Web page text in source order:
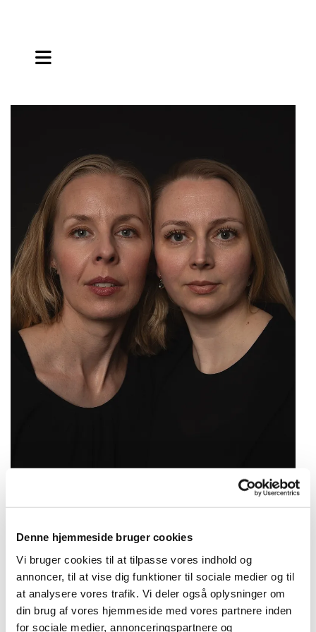
Denne hjemmeside bruger cookies
Vi bruger cookies til at tilpasse vores indhold og
annoncer, til at vise dig funktioner til sociale medier og til
at analysere vores trafik. Vi deler også oplysninger om
din brug af vores hjemmeside med vores partnere inden
for sociale medier, annonceringspartnere og
Vores historie
Sofie Elkjær Jensen og Isabella Hübener mødtes
gennem deres studier på Slagelse Musikalsk